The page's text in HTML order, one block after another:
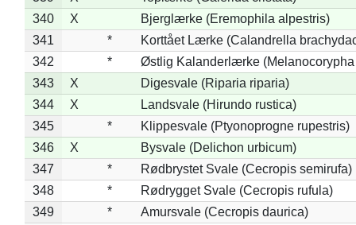
340
X
Bjerglærke (Eremophila alpestris)
341
*
Korttået Lærke (Calandrella
342
*
Østlig Kalanderlærke (Melanocorypha
343
X
Digesvale (Riparia riparia)
344
X
Landsvale (Hirundo rustica)
345
*
Klippesvale (Ptyonoprogne rupestris)
346
X
Bysvale (Delichon urbicum)
347
*
Rødbrystet Svale (Cecropis semirufa)
348
*
Rødrygget Svale (Cecropis rufula)
349
*
Amursvale (Cecropis daurica)